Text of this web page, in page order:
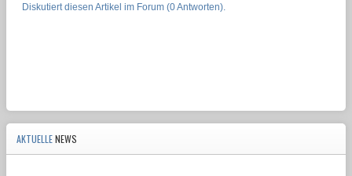
Diskutiert diesen Artikel im Forum (0 Antworten).
AKTUELLENEWS